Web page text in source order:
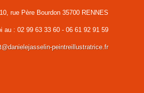
rue Père Bourdon 35700 RENNES
au : 02 99 63 33 60 - 06 61 92 91 59
peintreillustratrice.fr